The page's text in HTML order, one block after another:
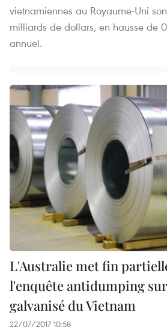
vietnamiennes au Royaume-Uni
milliards de dollars, en hausse de
annuel.
L'Australie met fin
l'enquête antidumping
galvanisé du Vietnam
22/07/2017 10:58